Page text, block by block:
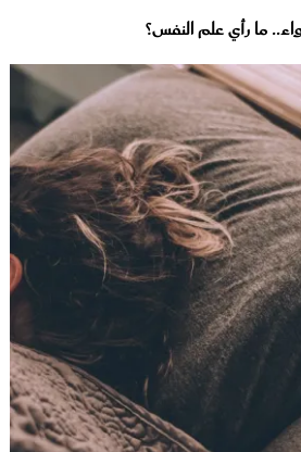
ما رأي علم النفس؟